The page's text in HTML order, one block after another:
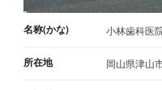
名称(かな) 小林歯科医
所在地 岡山県津山